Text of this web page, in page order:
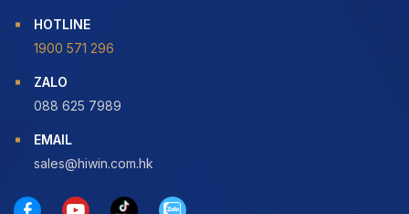
HOTLINE
1900 571 296
ZALO
088 625 7989
EMAIL
sales@hiwin.com.hk